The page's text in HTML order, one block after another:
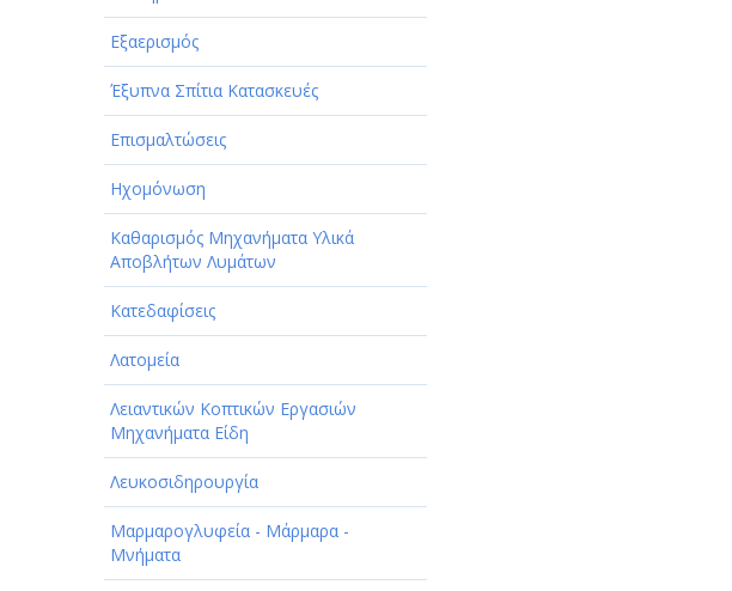
Εξαερισμός
Έξυπνα Σπίτια Κατασκευές
Επισμαλτώσεις
Ηχομόνωση
Καθαρισμός Μηχανήματα Υλικά
Αποβλήτων Λυμάτων
Κατεδαφίσεις
Λατομεία
Λειαντικών Κοπτικών Εργασιών
Μηχανήματα Είδη
Λευκοσιδηρουργία
Μαρμαρογλυφεία - Μάρμαρα -
Μνήματα